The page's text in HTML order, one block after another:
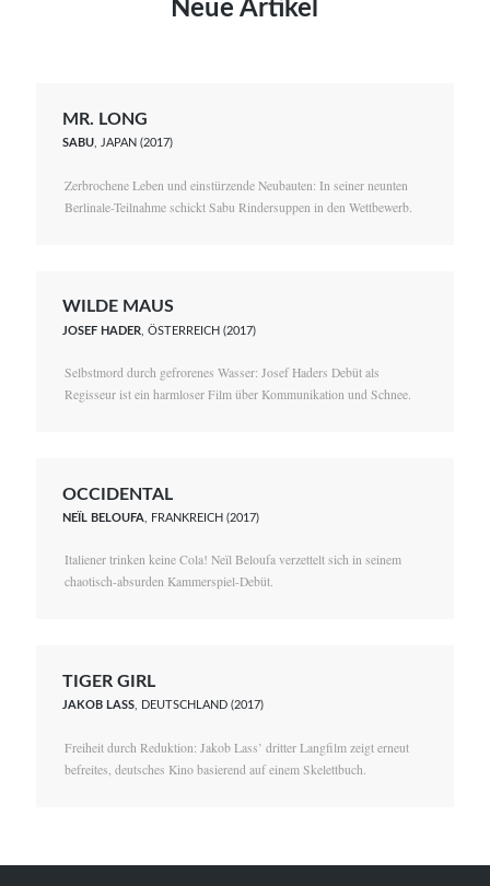
Neue Artikel
MR. LONG
SABU, JAPAN (2017)
Zerbrochene Leben und einstürzende Neubauten: In seiner neunten
Berlinale-Teilnahme schickt Sabu Rindersuppen in den Wettbewerb.
WILDE MAUS
JOSEF HADER , ÖSTERREICH (2017)
Selbstmord durch gefrorenes Wasser: Josef Haders Debüt als
Regisseur ist ein harmloser Film über Kommunikation und Schnee.
OCCIDENTAL
NEÏL BELOUFA , FRANKREICH (2017)
Italiener trinken keine Cola! Neïl Beloufa verzettelt sich in seinem
chaotisch-absurden Kammerspiel-Debüt.
TIGER GIRL
JAKOB LASS, DEUTSCHLAND (2017)
Freiheit durch Reduktion: Jakob Lass’ dritter Langfilm zeigt erneut
befreites, deutsches Kino basierend auf einem Skelettbuch.